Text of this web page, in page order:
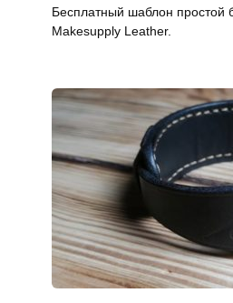
Бесплатный шаблон простой
Makesupply Leather.